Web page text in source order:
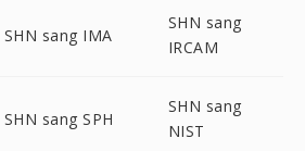
SHN sang IMA
SHN sang
IRCAM
SHN sang SPH
SHN sang
NIST